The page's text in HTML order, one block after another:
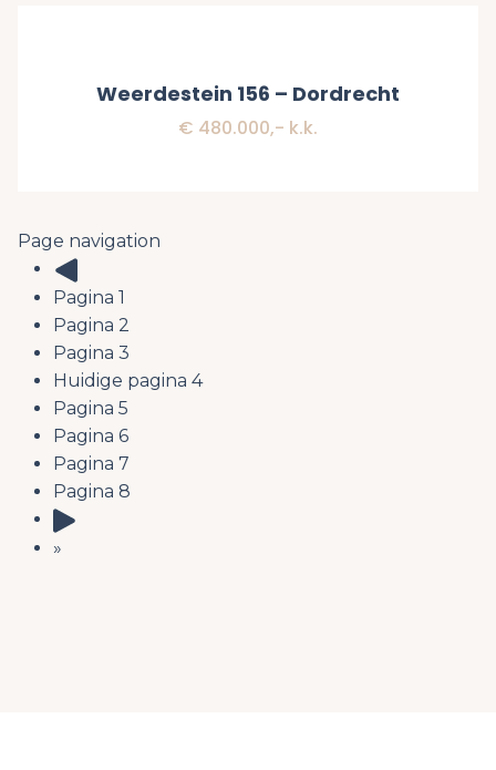
Weerdestein 156 – Dordrecht
€ 480.000,- k.k.
Page navigation
Pagina 1
Pagina 2
Pagina 3
Huidige pagina 4
Pagina 5
Pagina 6
Pagina 7
Pagina 8
»